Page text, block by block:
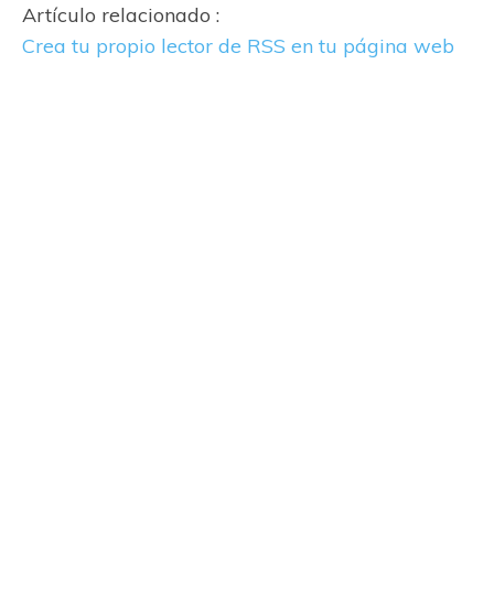
Artículo relacionado :
Crea tu propio lector de RSS en tu página web